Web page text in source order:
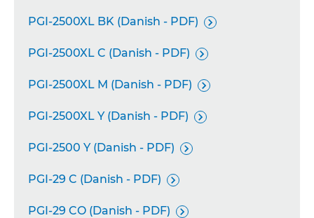
PGI-2500XL BK (Danish - PDF) 
PGI-2500XL C (Danish - PDF) 
PGI-2500XL M (Danish - PDF) 
PGI-2500XL Y (Danish - PDF) 
PGI-2500 Y (Danish - PDF) 
PGI-29 C (Danish - PDF) 
PGI-29 CO (Danish - PDF) 